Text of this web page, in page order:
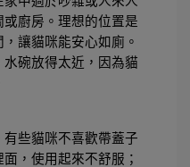
廚房。理想的位置是
讓貓咪能安心如廁。
碗放得太近，因為貓
些貓咪不喜歡帶蓋子
，使用起來不舒服；